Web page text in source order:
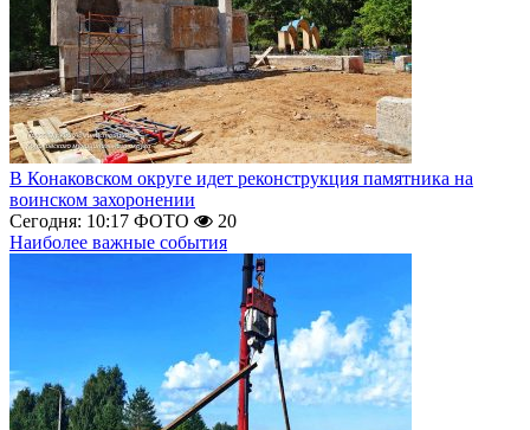
В Конаковском округе идет реконструкция памятника на
воинском захоронении
Сегодня: 10:17 ФОТО
20
Наиболее важные события